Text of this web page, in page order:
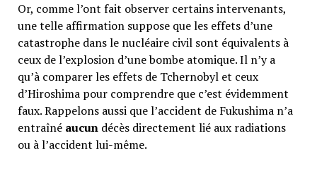
Or, comme l’ont fait observer certains intervenants,
une telle affirmation suppose que les effets d’une
catastrophe dans le nucléaire civil sont équivalents à
ceux de l’explosion d’une bombe atomique. Il n’y a
qu’à comparer les effets de Tchernobyl et ceux
d’Hiroshima pour comprendre que c’est évidemment
faux. Rappelons aussi que l’accident de Fukushima n’a
entraîné aucundécès directement lié aux radiations
ou à l’accident lui-même.